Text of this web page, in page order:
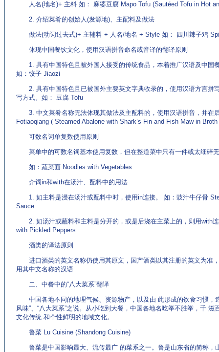
人名(地名)+ 主料 如： 麻婆豆腐 Mapo Tofu (Sautéed Tofu in Hot
2. 介绍菜肴的创始人(发源地)、主配料及做法
做法(动词过去式)+ 主辅料 + 人名/地名 + Style 如： 四川辣子鸡
体现中国餐饮文化，使用汉语拼音命名或音译的翻译原则
1. 具有中国特色且被外国人接受的传统食品，本着推广汉语及中国
如：饺子 Jiaozi
2. 具有中国特色且已被国外主要英文字典收录的，使用汉语方言拼
写方式。如： 豆腐 Tofu
3. 中文菜肴名称无法体现其做法及主配料的，使用汉语拼音，并在
Fotiaoqiang ( Steamed Abalone with Shark’s Fin and Fish Maw in Broth
可数名词单复数使用原则
菜单中的可数名词基本使用复数，但在整道菜中只有一件或太细碎
如：蔬菜面 Noodles with Vegetables
介词in和with在汤汁、配料中的用法
1. 如主料是浸在汤汁或配料中时，使用in连接。 如：豉汁牛仔骨
Sauce
2. 如汤汁或蘸料和主料是分开的，或是后浇在主菜上的，则用with
with Pickled Peppers
酒类的译法原则
进口酒类的英文名称仍使用其原文，国产酒类以其注册的英文为准
用其中文名称的汉语
二、中餐中的“八大菜系”翻译
中国各地不同的地理气候、资源物产，以及由 此形成的饮食习惯，
风味”、“八大菜系”之说。从小吃到大餐，中国各地名吃举不胜举，千
文化传统 和个性鲜明的地域文化。
鲁菜 Lu Cuisine (Shandong Cuisine)
鲁菜是中国影响最大、流传最广 的菜系之一。鲁是山东省的简称，